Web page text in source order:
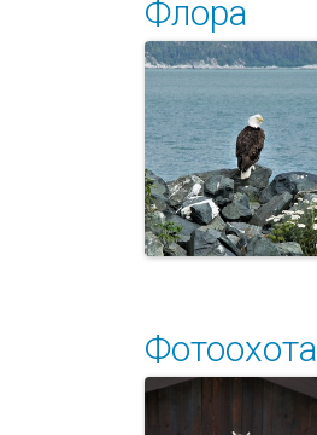
Бегемоты
Фотоохота